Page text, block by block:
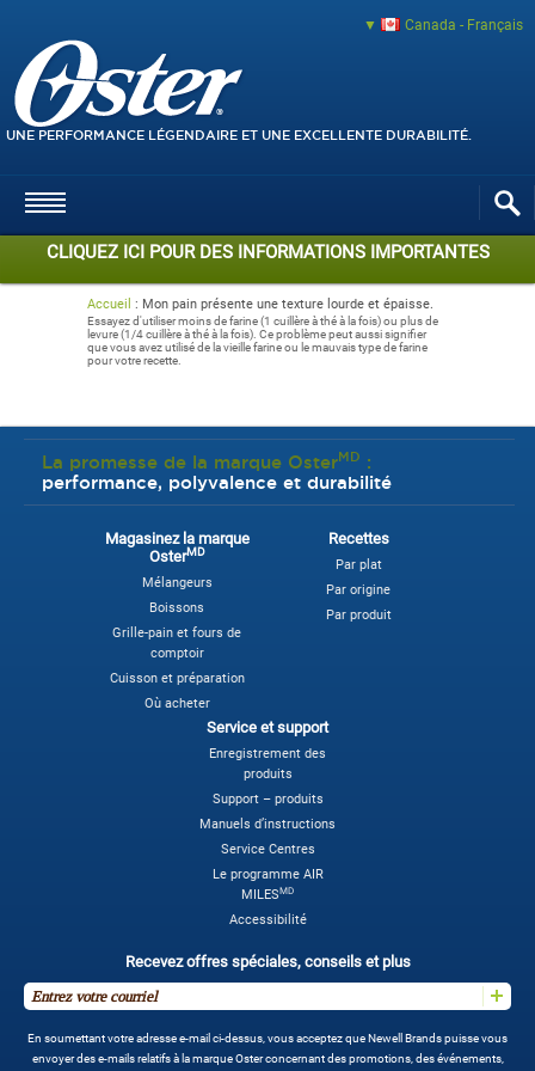
Canada - Français
UNE PERFORMANCE LÉGENDAIRE ET UNE EXCELLENTE DURABILITÉ.
CLIQUEZ ICI POUR DES INFORMATIONS IMPORTANTES
Accueil : Mon pain présente une texture lourde et épaisse.
Essayez d'utiliser moins de farine (1 cuillère à thé à la fois) ou plus de
levure (1/4 cuillère à thé à la fois). Ce problème peut aussi signifier
que vous avez utilisé de la vieille farine ou le mauvais type de farine
pour votre recette.
La promesse de la marque OsterMD :
performance, polyvalence et durabilité
Magasinez la marque
OsterMD
Mélangeurs
Boissons
Grille-pain et fours de
comptoir
Cuisson et préparation
Où acheter
Recettes
Par plat
Par origine
Par produit
Service et support
Enregistrement des
produits
Support – produits
Manuels d’instructions
Service Centres
Le programme AIR
MILESMD
Accessibilité
Recevez offres spéciales, conseils et plus
En soumettant votre adresse e-mail ci-dessus, vous acceptez que Newell Brands puisse vous
envoyer des e-mails relatifs à la marque Oster concernant des promotions, des événements,